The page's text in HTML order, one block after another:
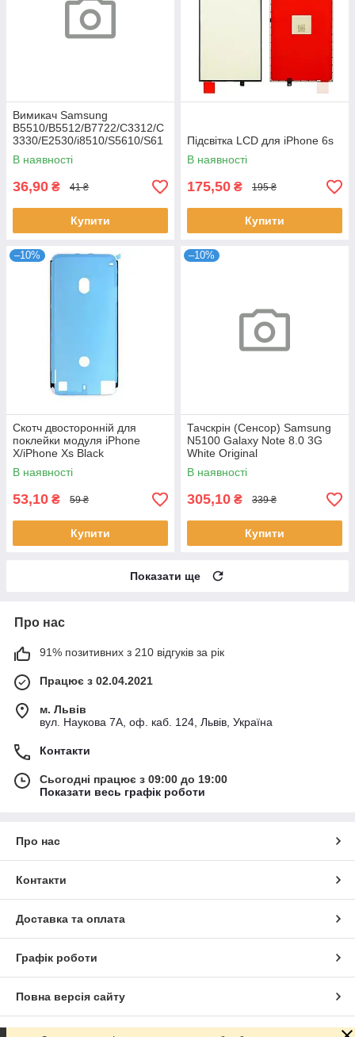
Вимикач Samsung
B5510/B5512/B7722/C3312/C
3330/E2530/i8510/S5610/S61
02
В наявності
36,90 ₴ 41 ₴
Купити
Підсвітка LCD для iPhone 6s
В наявності
175,50 ₴ 195 ₴
Купити
–10%
Скотч двосторонній для
поклейки модуля iPhone
X/iPhone Xs Black
В наявності
53,10 ₴ 59 ₴
Купити
–10%
Тачскрін (Сенсор) Samsung
N5100 Galaxy Note 8.0 3G
White Original
В наявності
305,10 ₴ 339 ₴
Купити
Показати ще
Про нас
91% позитивних з 210 відгуків за рік
Працює з 02.04.2021
м. Львів
вул. Наукова 7А, оф. каб. 124, Львів, Україна
Контакти
Сьогодні працює з 09:00 до 19:00
Показати весь графік роботи
Про нас
Контакти
Доставка та оплата
Графік роботи
Повна версія сайту